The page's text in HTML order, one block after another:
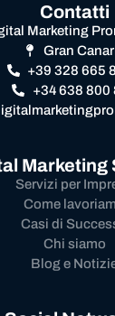
Contatti
Marketing
Gran
+39 328 665
+34 638 800
Marketing
Servizi per
Come
Casi di
Chi siamo
Blog e